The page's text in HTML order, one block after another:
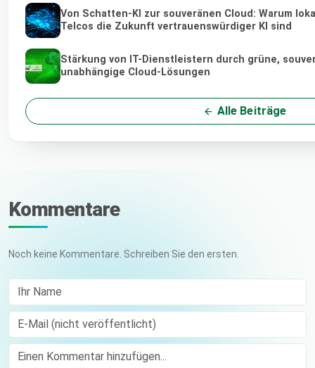
Von Schatten-KI zur souveränen Cloud: Warum
Telcos die Zukunft vertrauenswürdiger KI sind
Stärkung von IT-Dienstleistern durch grüne,
unabhängige Cloud-Lösungen
Alle Beiträge
Kommentare
Noch keine Kommentare. Schreiben Sie den ersten.
Ihr Name
E-Mail (nicht veröffentlicht)
Comment